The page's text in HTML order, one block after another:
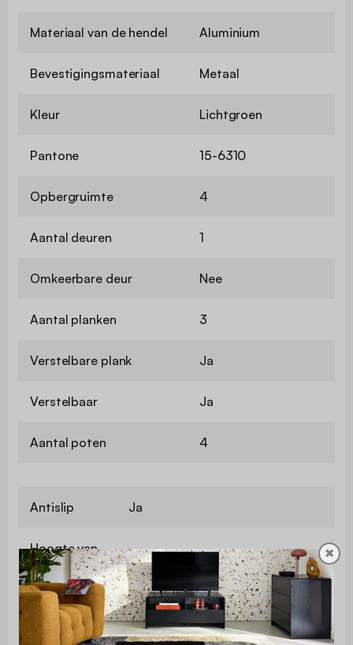
Materiaal van de hendel Aluminium
Bevestigingsmateriaal Metaal
Kleur Lichtgroen
Pantone 15-6310
Opbergruimte 4
Aantal deuren 1
Omkeerbare deur Nee
Aantal planken 3
Verstelbare plank Ja
Verstelbaar Ja
Aantal poten 4
Antislip Ja
Hoogte van
de poten
10 cm
Ruimte
tussen de
poten
28 cm
✖